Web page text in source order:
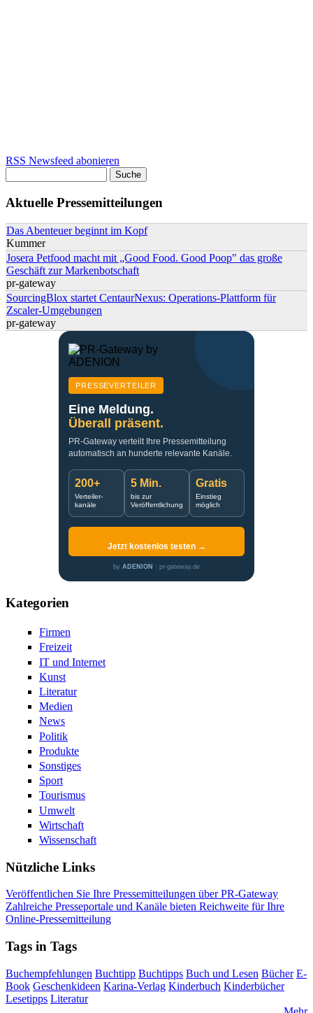
RSS Newsfeed abonieren
Aktuelle Pressemitteilungen
Das Abenteuer beginnt im Kopf
Kummer
Josera Petfood macht mit „Good Food. Good Poop" das große
Geschäft zur Markenbotschaft
pr-gateway
SourcingBlox startet CentaurNexus: Operations-Plattform für
Zscaler-Umgebungen
pr-gateway
PRESSEVERTEILER
Eine Meldung.
Überall präsent.
PR-Gateway verteilt Ihre Pressemitteilung
automatisch an hunderte relevante Kanäle.
200+
Verteiler-
kanäle
5 Min.
bis zur
Veröffentlichung
Gratis
Einstieg
möglich
Jetzt kostenlos testen →
by ADENION · pr-gateway.de
Kategorien
Firmen
Freizeit
IT und Internet
Kunst
Literatur
Medien
News
Politik
Produkte
Sonstiges
Sport
Tourismus
Umwelt
Wirtschaft
Wissenschaft
Nützliche Links
Veröffentlichen Sie Ihre Pressemitteilungen über PR-Gateway
Zahlreiche Presseportale und Kanäle bieten Reichweite für Ihre
Online-Pressemitteilung
Tags in Tags
Buchempfehlungen Buchtipp Buchtipps Buch und Lesen Bücher E-
Book Geschenkideen Karina-Verlag Kinderbuch Kinderbücher
Lesetipps Literatur